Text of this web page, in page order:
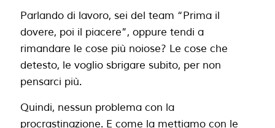
Parlando di lavoro, sei del team “Prima il
dovere, poi il piacere”, oppure tendi a
rimandare le cose più noiose? Le cose che
detesto, le voglio sbrigare subito, per non
pensarci più.
Quindi, nessun problema con la
procrastinazione. E come la mettiamo con le